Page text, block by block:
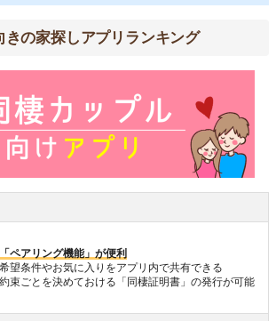
きの家探しアプリランキング
「ペアリング機能」が便利
希望条件やお気に入りをアプリ内で共有できる
約束ごとを決めておける「同棲証明書」の発行が可能